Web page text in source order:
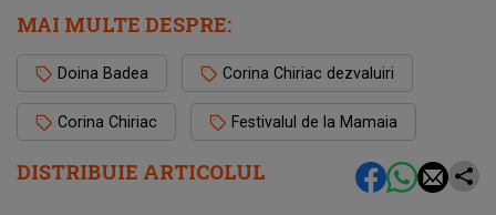
DISTRIBUIE ARTICOLUL
MAI MULTE DESPRE:
Doina Badea Corina Chiriac dezvaluiri
Corina Chiriac Festivalul de la Mamaia